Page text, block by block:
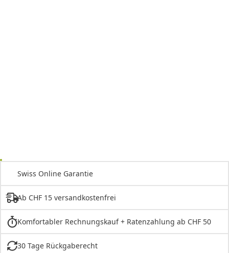
Swiss Online Garantie
Ab CHF 15 versandkostenfrei
Komfortabler Rechnungskauf + Ratenzahlung ab CHF 50
30 Tage Rückgaberecht